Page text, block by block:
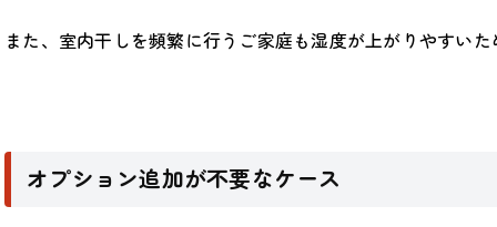
また、室内干しを頻繁に行うご家庭も湿度が上がりやすい
オプション追加が不要なケース